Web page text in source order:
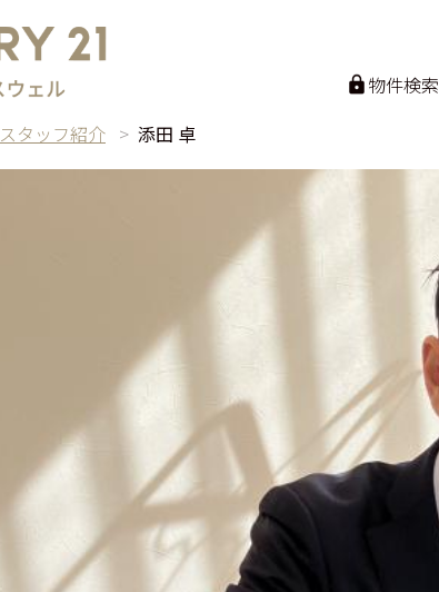
物件検索
スタッフ紹介 添田 卓